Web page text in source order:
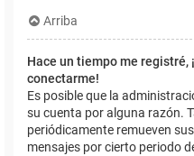
Arriba
Hace un tiempo me registré,
conectarme!
Es posible que la
su cuenta por alguna razón.
periódicamente remueven
mensajes por cierto periodo